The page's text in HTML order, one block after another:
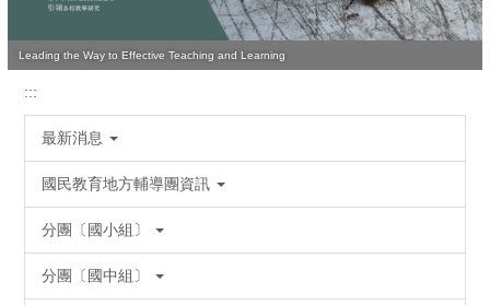
Leading the Way to Effective Teaching and Learning
:::
最新消息
國民教育地方輔導團資訊
分團〔國小組〕
分團〔國中組〕